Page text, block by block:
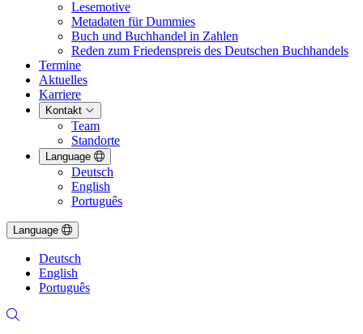
Lesemotive
Metadaten für Dummies
Buch und Buchhandel in Zahlen
Reden zum Friedenspreis des Deutschen Buchhandels
Termine
Aktuelles
Karriere
Kontakt
Team
Standorte
Language
Deutsch
English
Português
Language
Deutsch
English
Português